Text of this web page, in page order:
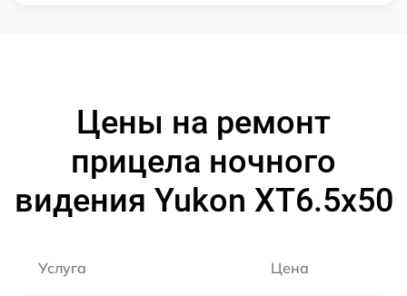
Цены на ремонт
прицела ночного
видения Yukon XT6.5x50
Услуга Цена